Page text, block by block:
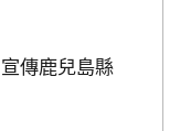
傳鹿兒島縣